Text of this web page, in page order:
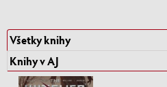
Všetky knihy
Knihy v AJ